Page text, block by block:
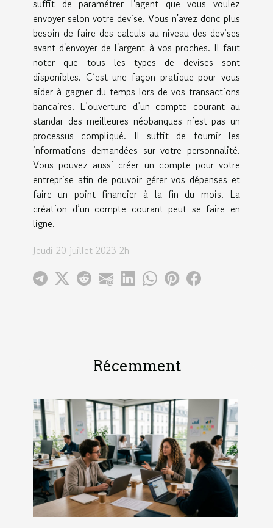
suffit de paramétrer l'agent que vous voulez
envoyer selon votre devise. Vous n'avez donc plus
besoin de faire des calculs au niveau des devises
avant d'envoyer de l'argent à vos proches. Il faut
noter que tous les types de devises sont
disponibles. C’est une façon pratique pour vous
aider à gagner du temps lors de vos transactions
bancaires. L’ouverture d’un compte courant au
standar des meilleures néobanques n’est pas un
processus compliqué. Il suffit de fournir les
informations demandées sur votre personnalité.
Vous pouvez aussi créer un compte pour votre
entreprise afin de pouvoir gérer vos dépenses et
faire un point financier à la fin du mois. La
création d’un compte courant peut se faire en
ligne.
Jeudi 20 juillet 2023 2h
Récemment